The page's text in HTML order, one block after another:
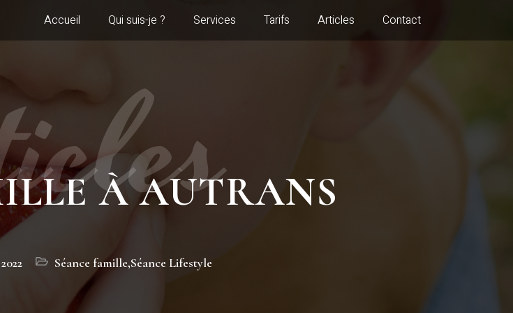
Accueil Qui suis-je ? Services Tarifs Articles Contact
À AUTRANS
Séance famille,Séance Lifestyle